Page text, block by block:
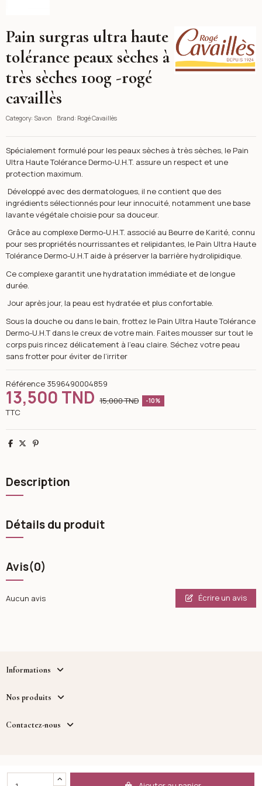
Rogé Cavaillès
Pain surgras ultra haute
tolérance peaux sèches à
très sèches 100g -rogé
cavaillès
Category: Savon Brand: Rogé Cavaillès
Spécialement formulé pour les peaux sèches à très sèches, le Pain
Ultra Haute Tolérance Dermo-U.H.T. assure un respect et une
protection maximum.
Développé avec des dermatologues, il ne contient que des
ingrédients sélectionnés pour leur innocuité, notamment une base
lavante végétale choisie pour sa douceur.
Grâce au complexe Dermo-U.H.T. associé au Beurre de Karité, connu
pour ses propriétés nourrissantes et relipidantes, le Pain Ultra Haute
Tolérance Dermo-U.H.T aide à préserver la barrière hydrolipidique.
Ce complexe garantit une hydratation immédiate et de longue
durée.
Jour après jour, la peau est hydratée et plus confortable.
Sous la douche ou dans le bain, frottez le Pain Ultra Haute Tolérance
Dermo-U.H.T dans le creux de votre main. Faites mousser sur tout le
corps puis rincez délicatement à l’eau claire. Séchez votre peau
sans frotter pour éviter de l’irriter
Référence 3596490004859
13,500 TND 15,000 TND -10%
TTC
Partager
TweetPinterest
Description
Détails du produit
Avis(0)
Aucun avis Écrire un avis
Informations
Nos produits
Contactez-nous
DISTRIBUTION™